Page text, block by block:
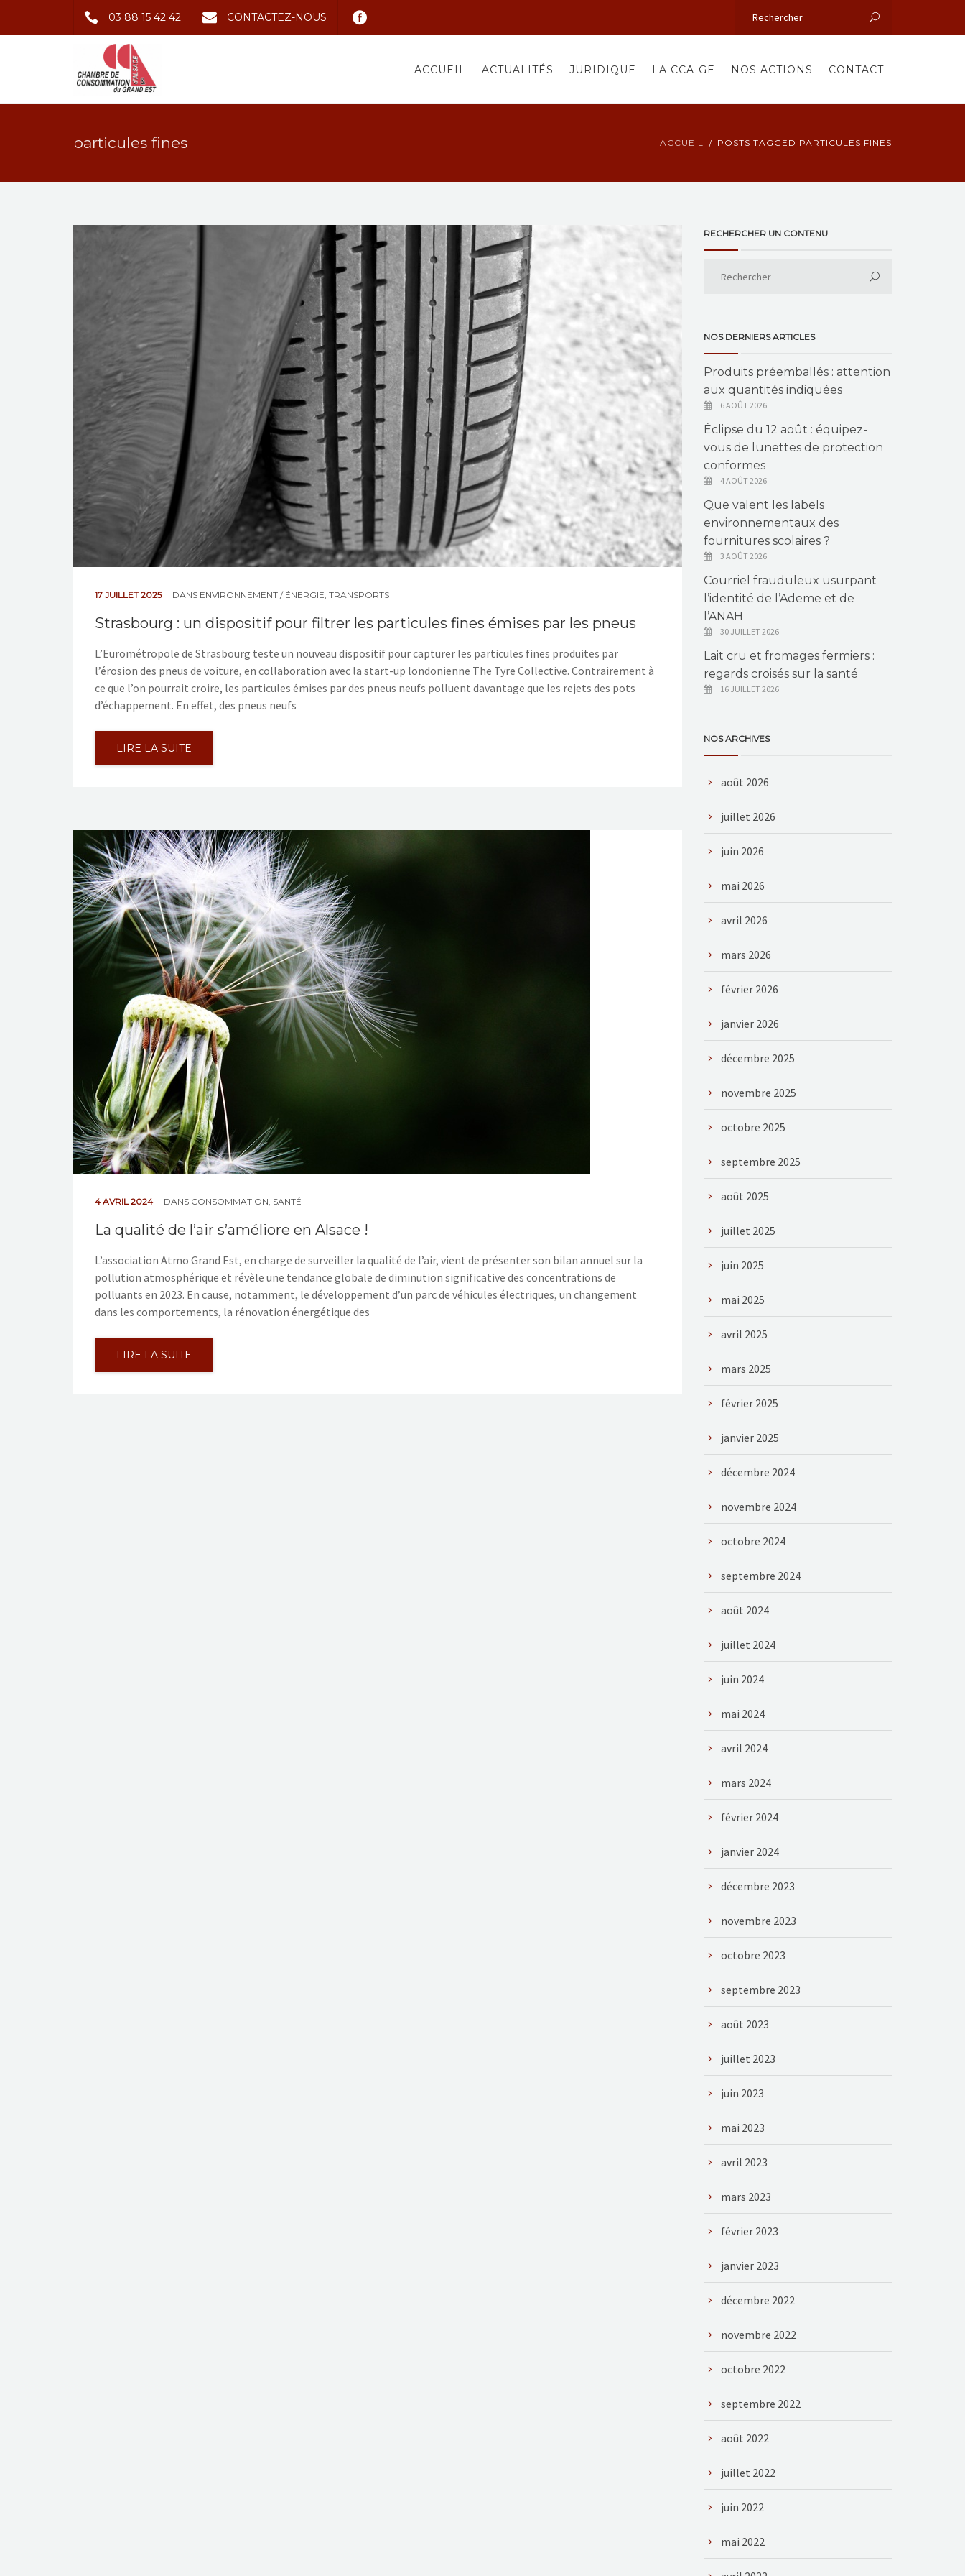
03 88 15 42 42 CONTACTEZ-NOUS
ACCUEIL ACTUALITÉS JURIDIQUE LA CCA-GE NOS ACTIONS CONTACT
particules fines ACCUEIL POSTS TAGGED PARTICULES FINES
17 JUILLET 2025 DANS ENVIRONNEMENT / ÉNERGIE TRANSPORTS
Strasbourg : un dispositif pour filtrer les particules fines émises par les pneus
L’Eurométropole de Strasbourg teste un nouveau dispositif pour capturer les particules fines produites par
l’érosion des pneus de voiture, en collaboration avec la start-up londonienne The Tyre Collective. Contrairement à
ce que l’on pourrait croire, les particules émises par des pneus neufs polluent davantage que les rejets des pots
d’échappement. En effet, des pneus neufs
LIRE LA SUITE
4 AVRIL 2024 DANS CONSOMMATION SANTÉ
La qualité de l’air s’améliore en Alsace !
L’association Atmo Grand Est, en charge de surveiller la qualité de l’air, vient de présenter son bilan annuel sur la
pollution atmosphérique et révèle une tendance globale de diminution significative des concentrations de
polluants en 2023. En cause, notamment, le développement d’un parc de véhicules électriques, un changement
dans les comportements, la rénovation énergétique des
LIRE LA SUITE
RECHERCHER UN CONTENU
NOS DERNIERS ARTICLES
Produits préemballés : attention
aux quantités indiquées
6 AOÛT 2026
Éclipse du 12 août : équipez-
vous de lunettes de protection
conformes
4 AOÛT 2026
Que valent les labels
environnementaux des
fournitures scolaires ?
3 AOÛT 2026
Courriel frauduleux usurpant
l’identité de l’Ademe et de
l’ANAH
30 JUILLET 2026
Lait cru et fromages fermiers :
regards croisés sur la santé
16 JUILLET 2026
NOS ARCHIVES
août 2026
juillet 2026
juin 2026
mai 2026
avril 2026
mars 2026
février 2026
janvier 2026
décembre 2025
novembre 2025
octobre 2025
septembre 2025
août 2025
juillet 2025
juin 2025
mai 2025
avril 2025
mars 2025
février 2025
janvier 2025
décembre 2024
novembre 2024
octobre 2024
septembre 2024
août 2024
juillet 2024
juin 2024
mai 2024
avril 2024
mars 2024
février 2024
janvier 2024
décembre 2023
novembre 2023
octobre 2023
septembre 2023
août 2023
juillet 2023
juin 2023
mai 2023
avril 2023
mars 2023
février 2023
janvier 2023
décembre 2022
novembre 2022
octobre 2022
septembre 2022
août 2022
juillet 2022
juin 2022
mai 2022